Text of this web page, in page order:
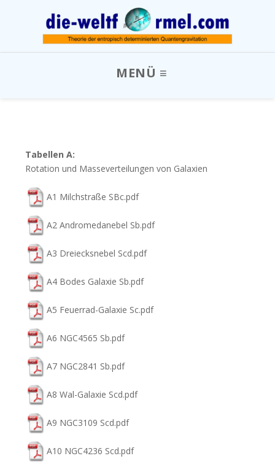
Tabellen A:
Rotation und Masseverteilungen von Galaxien
A1 Milchstraße SBc.pdf
A2 Andromedanebel Sb.pdf
A3 Dreiecksnebel Scd.pdf
A4 Bodes Galaxie Sb.pdf
A5 Feuerrad-Galaxie Sc.pdf
A6 NGC4565 Sb.pdf
A7 NGC2841 Sb.pdf
A8 Wal-Galaxie Scd.pdf
A9 NGC3109 Scd.pdf
A10 NGC4236 Scd.pdf